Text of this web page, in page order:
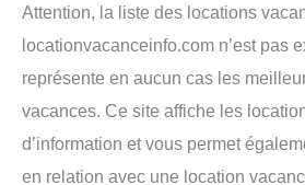
Attention, la liste des locations
locationvacanceinfo.com n’est pas
représente en aucun cas les
vacances. Ce site affiche les
d’information et vous permet
en relation avec une location